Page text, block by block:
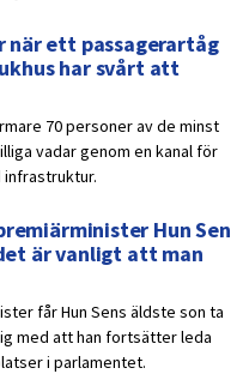
när ett passagerartåg
har svårt att
70 personer av de minst
vadar genom en kanal för
infrastruktur.
Hun Sen
är vanligt att man
får Hun Sens äldste son ta
med att han fortsätter leda
i parlamentet.